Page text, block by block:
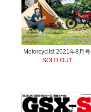
Motorcyclist 2021年8月号
SOLD OUT